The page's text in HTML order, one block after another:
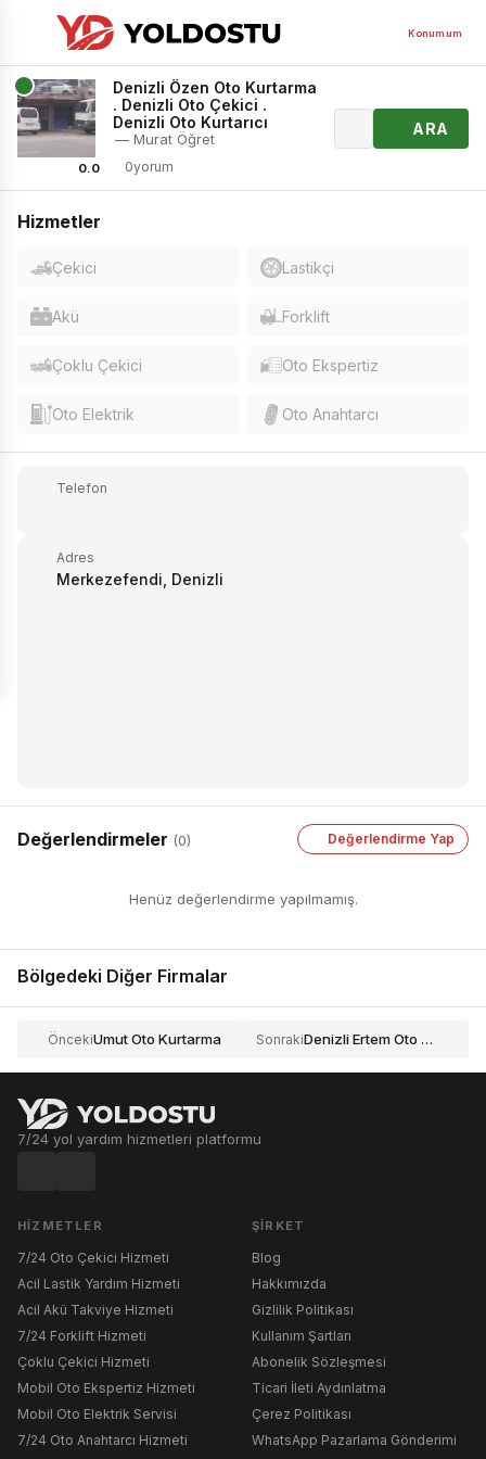
Konumum
0.0
Denizli Özen Oto Kurtarma
. Denizli Oto Çekici .
Denizli Oto Kurtarıcı
— Murat Öğret
0yorum
ARA
Hizmetler
Çekici Lastikçi
Akü Forklift
Çoklu Çekici Oto Ekspertiz
Oto Elektrik Oto Anahtarcı
Telefon
Adres
Merkezefendi, Denizli
Değerlendirmeler (0) Değerlendirme Yap
Henüz değerlendirme yapılmamış.
Bölgedeki Diğer Firmalar
ÖncekiUmut Oto Kurtarma Sonraki Denizli Ertem Oto Kurtarma
7/24 yol yardım hizmetleri platformu
HIZMETLER
7/24 Oto Çekici Hizmeti
Acil Lastik Yardım Hizmeti
Acil Akü Takviye Hizmeti
7/24 Forklift Hizmeti
Çoklu Çekici Hizmeti
Mobil Oto Ekspertiz Hizmeti
Mobil Oto Elektrik Servisi
7/24 Oto Anahtarcı Hizmeti
ŞIRKET
Blog
Hakkımızda
Gizlilik Politikası
Kullanım Şartları
Abonelik Sözleşmesi
Ticari İleti Aydınlatma
Çerez Politikası
WhatsApp Pazarlama Gönderimi